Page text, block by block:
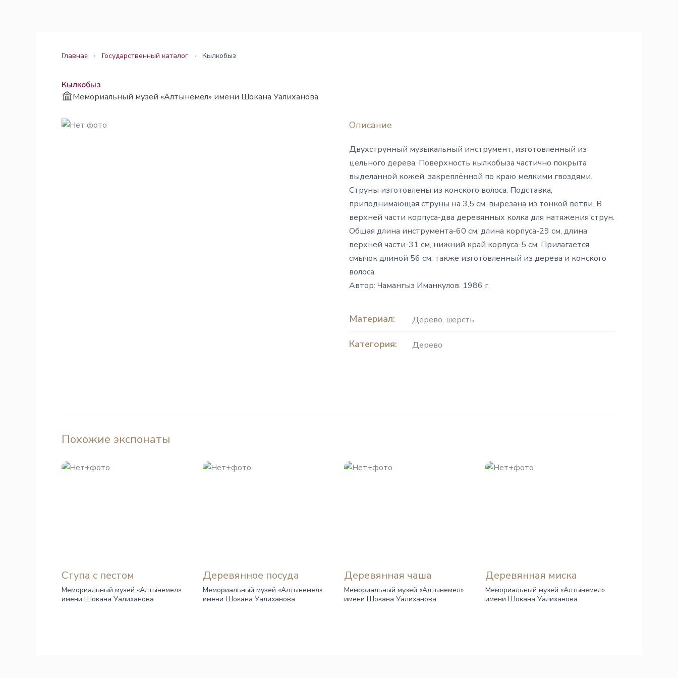
Главная › Государственный каталог › Кылкобыз
Кылкобыз
Мемориальный музей «Алтынемел» имени Шокана Уалиханова
Описание
Двухструнный музыкальный инструмент, изготовленный из
цельного дерева. Поверхность кылкобыза частично покрыта
выделанной кожей, закреплённой по краю мелкими гвоздями.
Струны изготовлены из конского волоса. Подставка,
приподнимающая струны на 3,5 см, вырезана из тонкой ветви. В
верхней части корпуса-два деревянных колка для натяжения струн.
Общая длина инструмента-60 см, длина корпуса-29 см, длина
верхней части-31 см, нижний край корпуса-5 см. Прилагается
смычок длиной 56 см, также изготовленный из дерева и конского
волоса.
Автор: Чамангыз Иманкулов. 1986 г.
Материал: Дерево, шерсть
Категория: Дерево
Похожие экспонаты
Ступа с пестом
Мемориальный музей «Алтынемел»
имени Шокана Уалиханова
Деревянное посуда
Мемориальный музей «Алтынемел»
имени Шокана Уалиханова
Деревянная чаша
Мемориальный музей «Алтынемел»
имени Шокана Уалиханова
Деревянная миска
Мемориальный музей «Алтынемел»
имени Шокана Уалиханова